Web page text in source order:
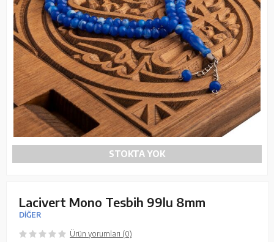
STOKTA YOK
Lacivert Mono Tesbih 99lu 8mm
DİĞER
Ürün yorumları (0)